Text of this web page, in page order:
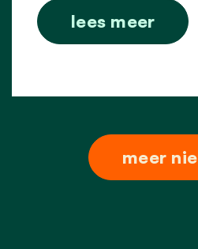
lees meer
meer